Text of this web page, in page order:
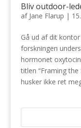
Bliv outdoor-
af Jane Flarup |
Gå ud af dit
forskningen
hormonet
titlen “Framing the
husker ikke ret